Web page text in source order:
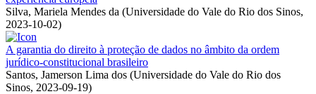
Silva, Mariela Mendes da (Universidade do Vale do Rio dos Sinos,
2023-10-02)
A garantia do direito à proteção de dados no âmbito da ordem
jurídico-constitucional brasileiro
Santos, Jamerson Lima dos (Universidade do Vale do Rio dos
Sinos, 2023-09-19)